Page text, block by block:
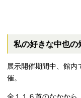
私の好きな中也の
展示開催期間中、館内
催。